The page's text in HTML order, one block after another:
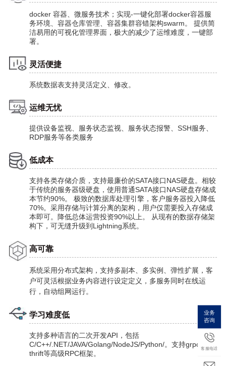
docker 容器、微服务技术；实现-一键化部署docker容器服
务环境、容器仓库管理、容器集群容错架构swarm。
提供简
洁易用的可视化管理界面，极大的减少了运维难度，一键部
署。
灵活便捷
系统数据表支持灵活定义、修改。
运维无忧
提供设备监视、服务状态监视、服务状态报警、SSH服务、
RDP服务等各类服务
低成本
支持各类存储介质，支持最廉价的SATA接口NAS硬盘。相较
于传统的服务器级硬盘，使用普通SATA接口NAS硬盘存储成
本节约90%。
极致的数据库处理引擎，客户服务器投入降低
70%。采用存储与计算分离的架构，用户仅需要投入存储成
本即可。降低总体运营投资90%以上。
从现有的数据存储架
构下，可无缝升级到Lightning系统。
高可靠
系统采用分布式架构，支持多副本、多实例、弹性扩展，客
户可灵活根据业务内容进行设定定义，多服务同时在线运
行，自动组网运行。
学习难度低
支持多种语言的二次开发API，包括
C/C++/.NET/JAVA/Golang/NodeJS/Python/。支持grpc、
thrift等高级RPC框架。
业务
咨询
客服电话